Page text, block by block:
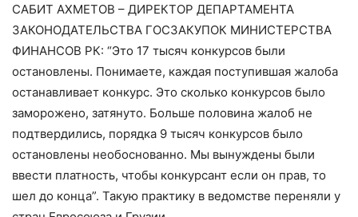
САБИТ АХМЕТОВ – ДИРЕКТОР ДЕПАРТАМЕНТА
ЗАКОНОДАТЕЛЬСТВА ГОСЗАКУПОК МИНИСТЕРСТВА
ФИНАНСОВ РК: “Это 17 тысяч конкурсов были
остановлены. Понимаете, каждая поступившая жалоба
останавливает конкурс. Это сколько конкурсов было
заморожено, затянуто. Больше половина жалоб не
подтвердились, порядка 9 тысяч конкурсов было
остановлены необоснованно. Мы вынуждены были
ввести платность, чтобы конкурсант если он прав, то
шел до конца”. Такую практику в ведомстве переняли у